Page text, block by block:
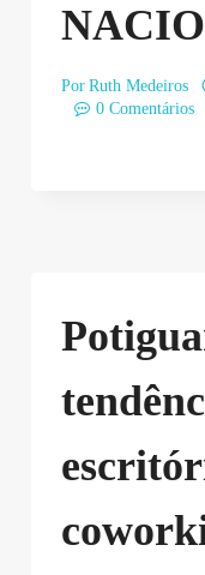
Por Ruth Medeiros
0 Comentários